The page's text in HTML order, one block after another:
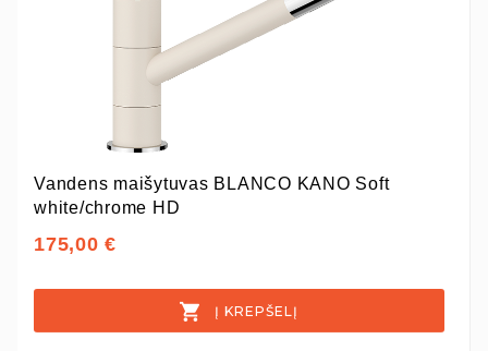
Vandens maišytuvas BLANCO KANO Soft
white/chrome HD
175,00 €
Į KREPŠELĮ